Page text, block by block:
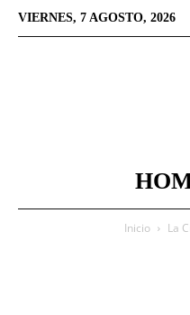
VIERNES, 7 AGOSTO, 2026
Inicio La